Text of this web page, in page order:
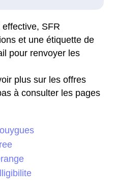
SFR
et une étiquette de
pour renvoyer les
plus sur les offres
à consulter les pages